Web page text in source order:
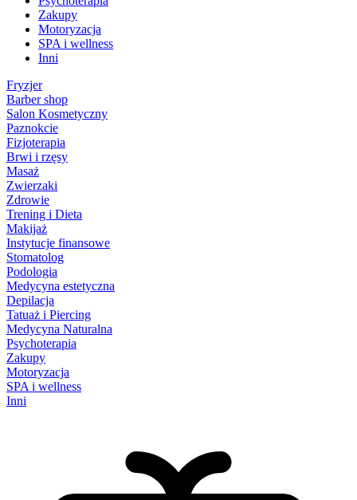
Zakupy
Motoryzacja
SPA i wellness
Inni
Fryzjer
Barber shop
Salon Kosmetyczny
Paznokcie
Fizjoterapia
Brwi i rzęsy
Masaż
Zwierzaki
Zdrowie
Trening i Dieta
Makijaż
Instytucje finansowe
Stomatolog
Podologia
Medycyna estetyczna
Depilacja
Tatuaż i Piercing
Medycyna Naturalna
Psychoterapia
Zakupy
Motoryzacja
SPA i wellness
Inni